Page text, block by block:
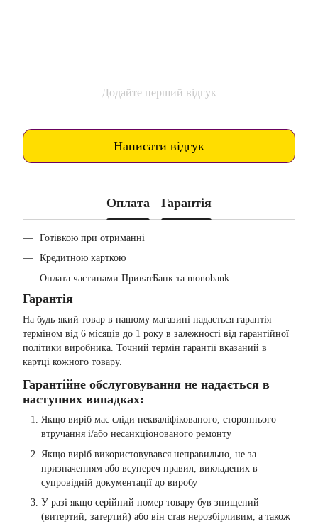
Додайте перший відгук
Написати відгук
Оплата Гарантія
Готівкою при отриманні
Кредитною карткою
Оплата частинами ПриватБанк та monobank
Гарантія
На будь-який товар в нашому магазині надається гарантія
терміном від 6 місяців до 1 року в залежності від гарантійної
політики виробника. Точний термін гарантії вказаний в
картці кожного товару.
Гарантійне обслуговування не надається в
наступних випадках:
Якщо виріб має сліди некваліфікованого, стороннього
втручання і/або несанкціонованого ремонту
Якщо виріб використовувався неправильно, не за
призначенням або всупереч правил, викладених в
супровідній документації до виробу
У разі якщо серійний номер товару був знищений
(витертий, затертий) або він став нерозбірливим, а також